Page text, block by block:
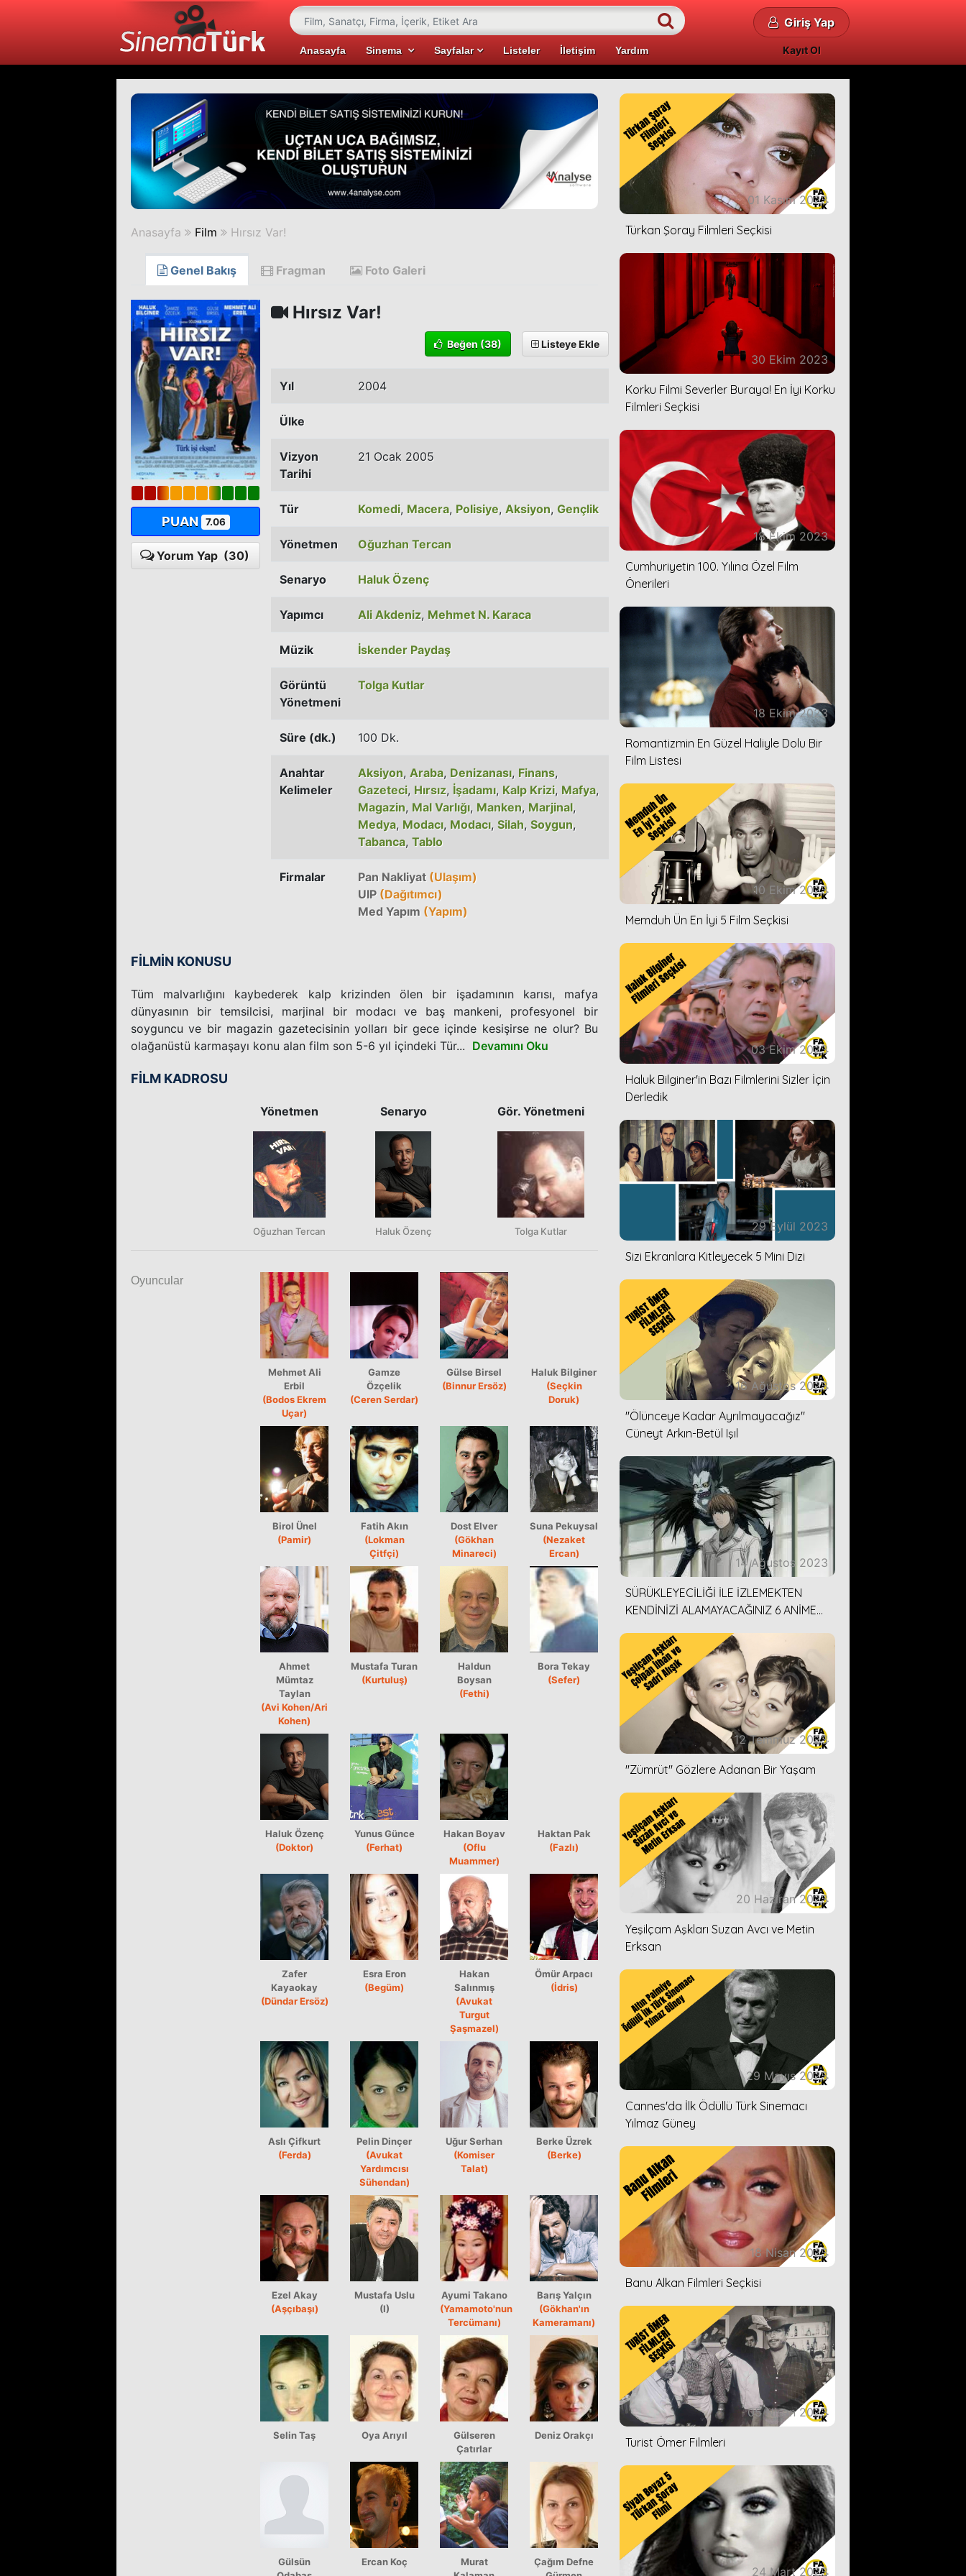
Anasayfa Sinema Sayfalar Listeler İletişim Yardım
Giriş Yap
Kayıt Ol
Anasayfa Film Hırsız Var!
Genel Bakış Fragman Foto Galeri
PUAN 7.06
Yorum Yap (30)
Hırsız Var!
Beğen (38) Listeye Ekle
Yıl 2004
Ülke
Vizyon
Tarihi
21 Ocak 2005
Tür Komedi, Macera, Polisiye, Aksiyon, Gençlik
Yönetmen Oğuzhan Tercan
Senaryo Haluk Özenç
Yapımcı Ali Akdeniz, Mehmet N. Karaca
Müzik İskender Paydaş
Görüntü
Yönetmeni
Tolga Kutlar
Süre (dk.) 100 Dk.
Anahtar
Kelimeler
Aksiyon, Araba, Denizanası, Finans,
Gazeteci, Hırsız, İşadamı, Kalp Krizi, Mafya,
Magazin, Mal Varlığı, Manken, Marjinal,
Medya, Modacı, Modacı, Silah, Soygun,
Tabanca, Tablo
Firmalar Pan Nakliyat (Ulaşım)
UIP (Dağıtımcı)
Med Yapım (Yapım)
FİLMİN KONUSU
Tüm malvarlığını kaybederek kalp krizinden ölen bir işadamının karısı, mafya
dünyasının bir temsilcisi, marjinal bir modacı ve baş mankeni, profesyonel bir
soyguncu ve bir magazin gazetecisinin yolları bir gece içinde kesişirse ne olur? Bu
olağanüstü karmaşayı konu alan film son 5-6 yıl içindeki Tür... Devamını Oku
FİLM KADROSU
Yönetmen
Oğuzhan Tercan
Senaryo
Haluk Özenç
Gör. Yönetmeni
Tolga Kutlar
Oyuncular
Mehmet Ali
Erbil
(Bodos Ekrem
Uçar)
Gamze
Özçelik
(Ceren Serdar)
Gülse Birsel
(Binnur Ersöz)
Haluk Bilginer
(Seçkin
Doruk)
Birol Ünel
(Pamir)
Fatih Akın
(Lokman
Çitfçi)
Dost Elver
(Gökhan
Minareci)
Suna Pekuysal
(Nezaket
Ercan)
Ahmet
Mümtaz
Taylan
(Avi Kohen/Ari
Kohen)
Mustafa Turan
(Kurtuluş)
Haldun
Boysan
(Fethi)
Bora Tekay
(Sefer)
Haluk Özenç
(Doktor)
Yunus Günce
(Ferhat)
Hakan Boyav
(Oflu
Muammer)
Haktan Pak
(Fazlı)
Zafer
Kayaokay
(Dündar Ersöz)
Esra Eron
(Begüm)
Hakan
Salınmış
(Avukat
Turgut
Şaşmazel)
Ömür Arpacı
(İdris)
Aslı Çifkurt
(Ferda)
Pelin Dinçer
(Avukat
Yardımcısı
Sühendan)
Uğur Serhan
(Komiser
Talat)
Berke Üzrek
(Berke)
Ezel Akay
(Aşçıbaşı)
Mustafa Uslu
(I)
Ayumi Takano
(Yamamoto'nun
Tercümanı)
Barış Yalçın
(Gökhan'ın
Kameramanı)
Selin Taş Oya Arıyıl
Gülseren
Çatırlar
Deniz Orakçı
Gülsün
Ercan Koç
Murat
Çağım Defne
01 Kasım 2023
Türkan Şoray Filmleri Seçkisi
30 Ekim 2023
Korku Filmi Severler Buraya! En İyi Korku
Filmleri Seçkisi
18 Ekim 2023
Cumhuriyetin 100. Yılına Özel Film
Önerileri
18 Ekim 2023
Romantizmin En Güzel Haliyle Dolu Bir
Film Listesi
10 Ekim 2023
Memduh Ün En İyi 5 Film Seçkisi
03 Ekim 2023
Haluk Bilginer'in Bazı Filmlerini Sizler İçin
Derledik
29 Eylül 2023
Sizi Ekranlara Kitleyecek 5 Mini Dizi
16 Ağustos 2023
''Ölünceye Kadar Ayrılmayacağız''
Cüneyt Arkın-Betül Işıl
14 Ağustos 2023
SÜRÜKLEYECİLİĞİ İLE İZLEMEKTEN
KENDİNİZİ ALAMAYACAĞINIZ 6 ANİME
12 Temmuz 2023
''Zümrüt'' Gözlere Adanan Bir Yaşam
20 Haziran 2023
Yeşilçam Aşkları Suzan Avcı ve Metin
Erksan
29 Mayıs 2023
Cannes'da İlk Ödüllü Türk Sinemacı
Yılmaz Güney
18 Nisan 2023
Banu Alkan Filmleri Seçkisi
05 Nisan 2023
Turist Ömer Filmleri
24 Mart 2023